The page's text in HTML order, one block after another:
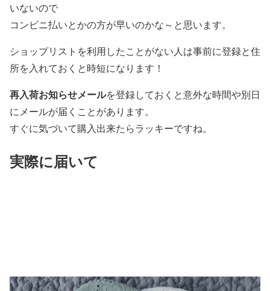
いないので
コンビニ払いとかの方が早いのかな～と思います。
ショップリストを利用したことがない人は事前に登録と住
所を入れておくと時短になります！
再入荷お知らせメールを登録しておくと意外な時間や別日
にメールが届くことがあります。
すぐに気づいて購入出来たらラッキーですね。
実際に届いて